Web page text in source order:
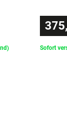
Sofort